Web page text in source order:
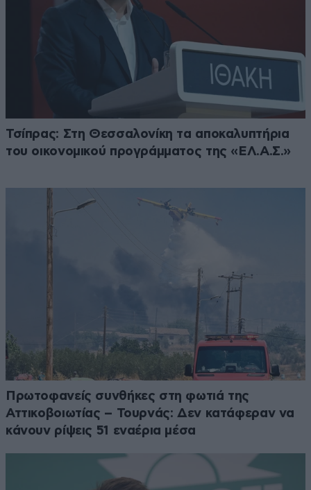
Τσίπρας: Στη Θεσσαλονίκη τα αποκαλυπτήρια
του οικονομικού προγράμματος της «ΕΛ.Α.Σ.»
Πρωτοφανείς συνθήκες στη φωτιά της
Αττικοβοιωτίας – Τουρνάς: Δεν κατάφεραν να
κάνουν ρίψεις 51 εναέρια μέσα